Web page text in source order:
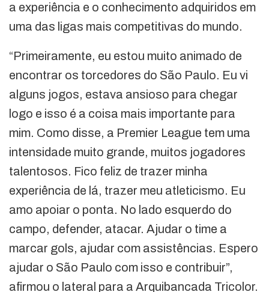
a experiência e o conhecimento adquiridos em
uma das ligas mais competitivas do mundo.
“Primeiramente, eu estou muito animado de
encontrar os torcedores do São Paulo. Eu vi
alguns jogos, estava ansioso para chegar
logo e isso é a coisa mais importante para
mim. Como disse, a Premier League tem uma
intensidade muito grande, muitos jogadores
talentosos. Fico feliz de trazer minha
experiência de lá, trazer meu atleticismo. Eu
amo apoiar o ponta. No lado esquerdo do
campo, defender, atacar. Ajudar o time a
marcar gols, ajudar com assistências. Espero
ajudar o São Paulo com isso e contribuir”,
afirmou o lateral para a Arquibancada Tricolor.